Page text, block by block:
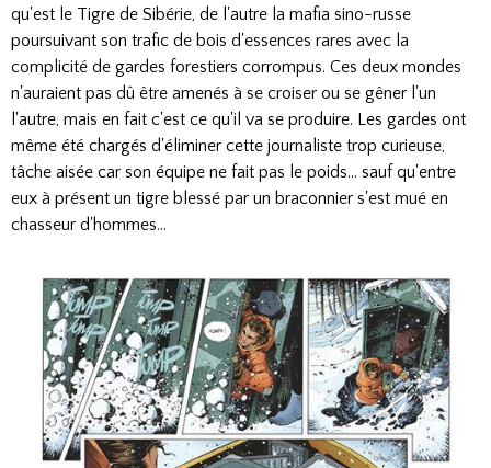
qu'est le Tigre de Sibérie, de l'autre la mafia sino-russe
poursuivant son trafic de bois d'essences rares avec la
complicité de gardes forestiers corrompus. Ces deux mondes
n'auraient pas dû être amenés à se croiser ou se gêner l'un
l'autre, mais en fait c'est ce qu'il va se produire. Les gardes ont
même été chargés d'éliminer cette journaliste trop curieuse,
tâche aisée car son équipe ne fait pas le poids… sauf qu'entre
eux à présent un tigre blessé par un braconnier s'est mué en
chasseur d'hommes...